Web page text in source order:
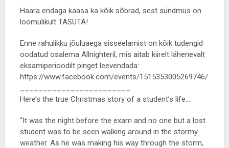
Haara endaga kaasa ka kõik sõbrad, sest sündmus on
loomulikult TASUTA!
Enne rahulikku jõuluaega sisseelamist on kõik tudengid
oodatud osalema Allnighteril, mis aitab kiirelt lähenevalt
eksamiperioodilt pinget leevendada:
https://www.facebook.com/events/1515353005269746/
Here’s the true Christmas story of a student’s life…
“It was the night before the exam and no one but a lost
student was to be seen walking around in the stormy
weather. As he was making his way through the storm,